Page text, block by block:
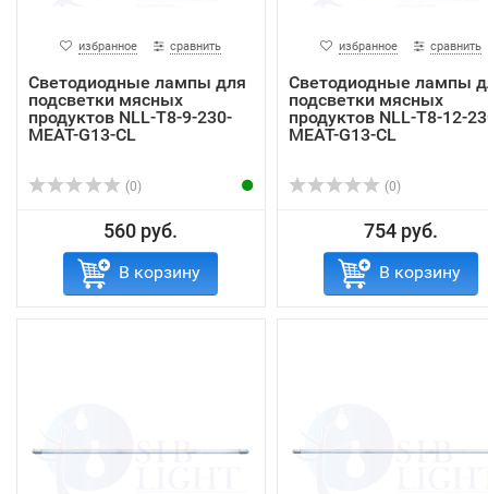
избранное сравнить
Светодиодные лампы для
подсветки мясных
продуктов NLL-T8-9-230-
MEAT-G13-CL
(0)
560 руб.
В корзину
избранное сравнить
Светодиодные лампы
подсветки мясных
продуктов NLL-T8-12-
MEAT-G13-CL
(0)
754 руб.
В корзину